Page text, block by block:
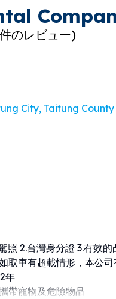
のレビュー)
City, Taitung
照 2.台灣身分證 3.有
取車有超載情形，本公
年
帶寵物及危險物品